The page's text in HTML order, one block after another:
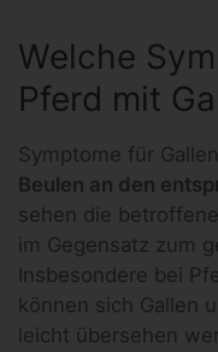
Welche
Pferd mit
Symptome für
Beulen an den
sehen die
im Gegensatz zum
Insbesondere bei
können sich Gallen
leicht übersehen